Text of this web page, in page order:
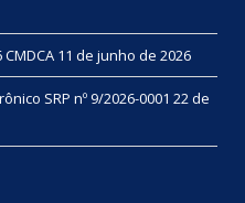
11 de junho de 2026
SRP nº 9/2026-0001 22 de